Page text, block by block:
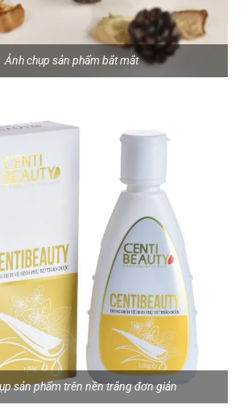
Ảnh chụp sản phẩm bắt mắt
sản phẩm trên nền trắng đơn giản